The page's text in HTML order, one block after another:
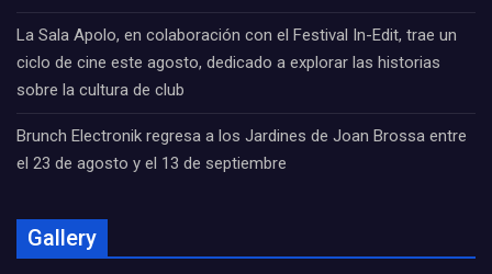
La Sala Apolo, en colaboración con el Festival In-Edit, trae un
ciclo de cine este agosto, dedicado a explorar las historias
sobre la cultura de club
Brunch Electronik regresa a los Jardines de Joan Brossa entre
el 23 de agosto y el 13 de septiembre
Gallery